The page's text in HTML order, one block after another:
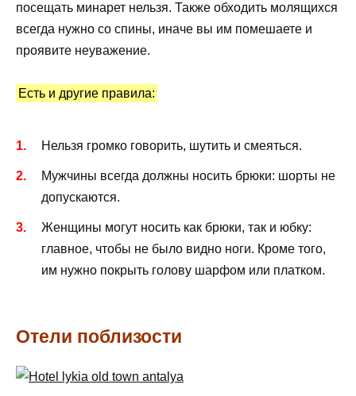
посещать минарет нельзя. Также обходить молящихся
всегда нужно со спины, иначе вы им помешаете и
проявите неуважение.
Есть и другие правила:
Нельзя громко говорить, шутить и смеяться.
Мужчины всегда должны носить брюки: шорты не
допускаются.
Женщины могут носить как брюки, так и юбку:
главное, чтобы не было видно ноги. Кроме того,
им нужно покрыть голову шарфом или платком.
Отели поблизости